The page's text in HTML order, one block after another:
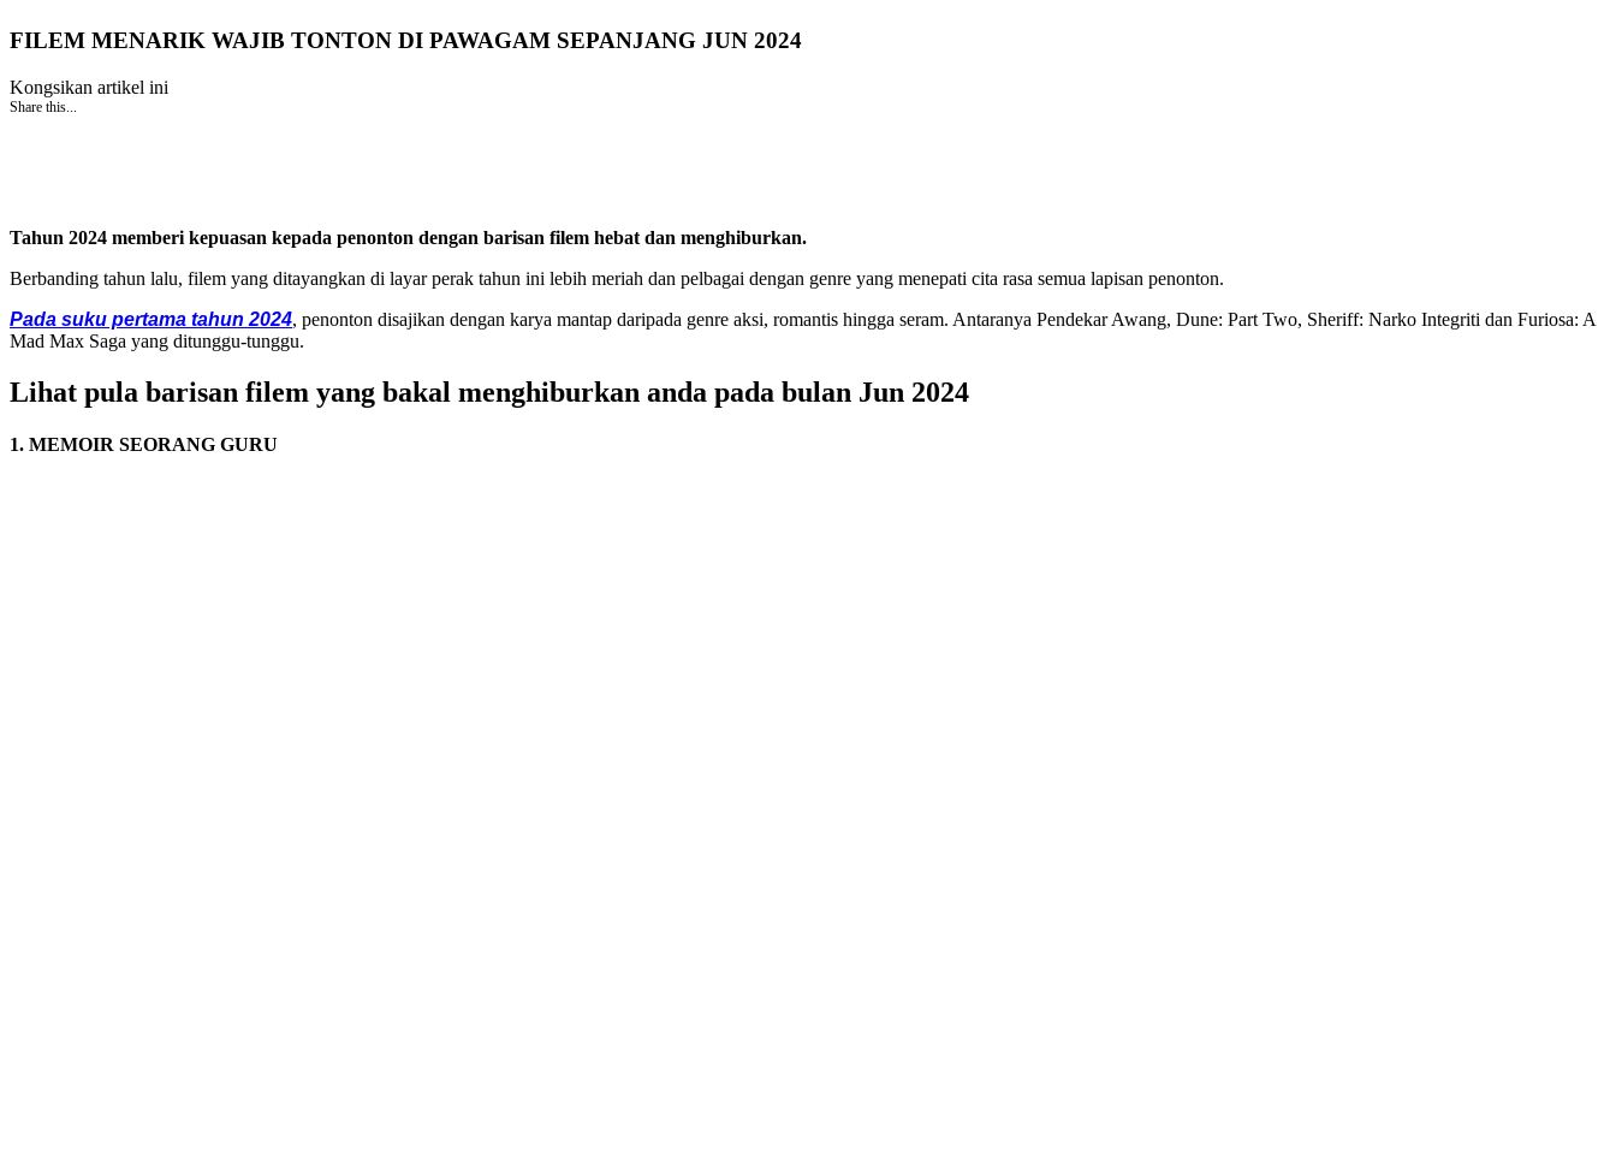
FILEM MENARIK WAJIB TONTON DI PAWAGAM SEPANJANG JUN 2024
Kongsikan artikel ini
Share this...
Tahun 2024 memberi kepuasan kepada penonton dengan barisan filem hebat dan menghiburkan.
Berbanding tahun lalu, filem yang ditayangkan di layar perak tahun ini lebih meriah dan pelbagai dengan genre yang menepati cita rasa semua lapisan penonton.
Pada suku pertama tahun 2024, penonton disajikan dengan karya mantap daripada genre aksi, romantis hingga seram. Antaranya Pendekar Awang, Dune: Part Two, Sheriff: Narko Integriti dan Furiosa: A
Mad Max Saga yang ditunggu-tunggu.
Lihat pula barisan filem yang bakal menghiburkan anda pada bulan Jun 2024
1. MEMOIR SEORANG GURU